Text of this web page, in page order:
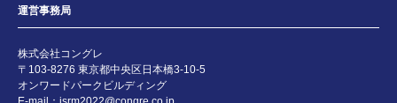
運営事務局
株式会社コングレ
〒103-8276 東京都中央区日本橋3-10-5
オンワードパークビルディング